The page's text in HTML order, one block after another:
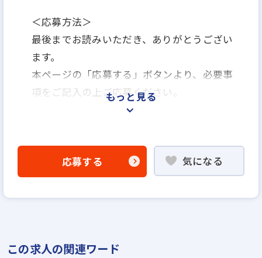
＜応募方法＞
最後までお読みいただき、ありがとうござい
ます。
本ページの「応募する」ボタンより、必要事
項をご記入の上ご応募ください。
「応募する」よりエントリー
WEB応募書類による書類選考
▼
もっと見る
応募する 気になる
この求人の関連ワード